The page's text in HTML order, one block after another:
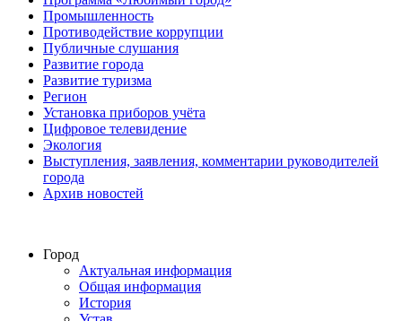
Промышленность
Противодействие коррупции
Публичные слушания
Развитие города
Развитие туризма
Регион
Установка приборов учёта
Цифровое телевидение
Экология
Выступления, заявления, комментарии руководителей
города
Архив новостей
Город
Актуальная информация
Общая информация
История